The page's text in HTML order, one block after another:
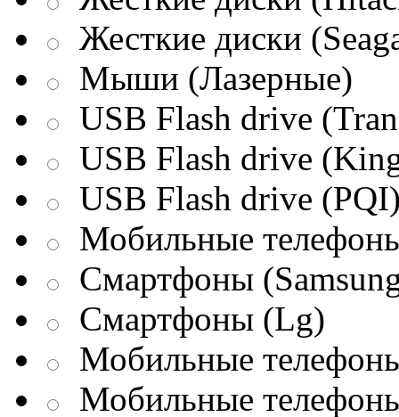
Жесткие диски
Мыши (Лазерные)
USB Flash drive
USB Flash drive
USB Flash drive
Мобильные
Смартфоны
Смартфоны (Lg)
Мобильные
Мобильные